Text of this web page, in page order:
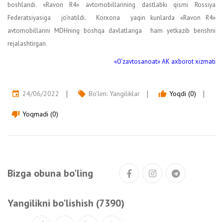
boshlandi. «Ravon R4» avtomobillarining dastlabki qismi Rossiya
Federatsiyasiga jo‘natildi. Korxona yaqin kunlarda «Ravon R4»
avtomobillarini MDHning boshqa davlatlariga ham yetkazib berishni
rejalashtirgan.
«O‘zavtosanoat» AK axborot xizmati
event 24/06/2022 local_offer Bo'lim: Yangiliklar thumb_up Yoqdi (0)
thumb_down Yoqmadi (0)
Bizga obuna bo'ling
Yangilikni bo'lishish (7390)